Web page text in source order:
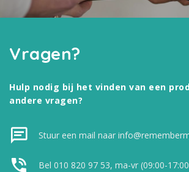
Vragen?
Hulp nodig bij het vinden van een
andere vragen?
Stuur een mail naar
Bel 010 820 97 53, ma-vr (09:00-